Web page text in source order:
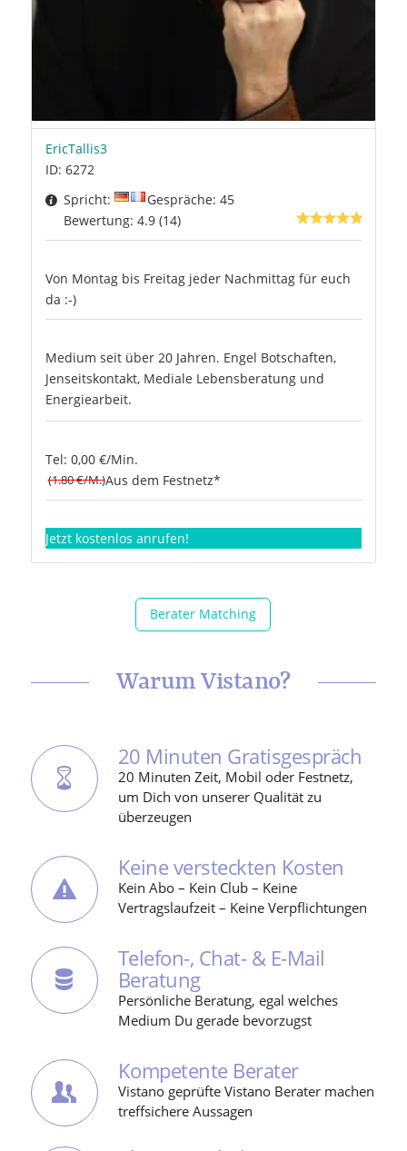
EricTallis3
ID: 6272
Spricht:
Gespräche: 45
Bewertung: 4.9 (14)
Von Montag bis Freitag jeder Nachmittag für euch
da :-)
Medium seit über 20 Jahren. Engel Botschaften,
Jenseitskontakt, Mediale Lebensberatung und
Energiearbeit.
Tel: 0,00 €/Min.
(1.80 €/M.)Aus dem Festnetz*
Jetzt kostenlos anrufen!
Berater Matching
Warum Vistano?
20 Minuten Gratisgespräch
20 Minuten Zeit, Mobil oder Festnetz,
um Dich von unserer Qualität zu
überzeugen
Keine versteckten Kosten
Kein Abo – Kein Club – Keine
Vertragslaufzeit – Keine Verpflichtungen
Telefon-, Chat- & E-Mail
Beratung
Persönliche Beratung, egal welches
Medium Du gerade bevorzugst
Kompetente Berater
Vistano geprüfte Vistano Berater machen
treffsichere Aussagen